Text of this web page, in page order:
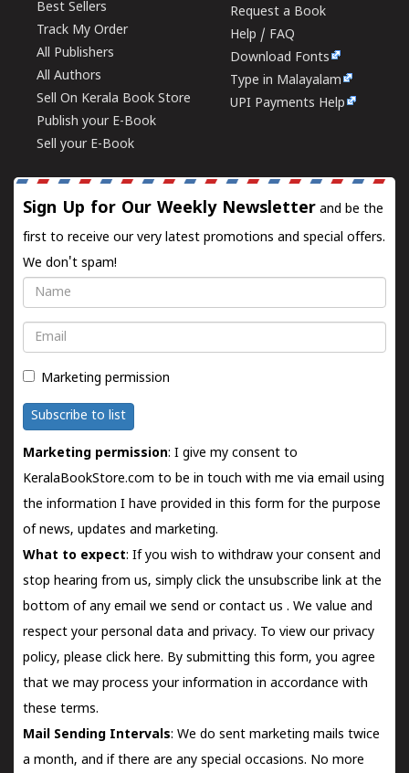
Best Sellers
Track My Order
All Publishers
All Authors
Sell On Kerala Book Store
Publish your E-Book
Sell your E-Book
Request a Book
Help / FAQ
Download Fonts
Type in Malayalam
UPI Payments Help
Sign Up for Our Weekly Newsletter and be the
first to receive our very latest promotions and special offers.
We don't spam!
Name
Email
Marketing permission
Subscribe to list
Marketing permission: I give my consent to
KeralaBookStore.com to be in touch with me via email using
the information I have provided in this form for the purpose
of news, updates and marketing.
What to expect: If you wish to withdraw your consent and
stop hearing from us, simply click the unsubscribe link at the
bottom of any email we send orcontact us . We value and
respect your personal data and privacy. To view our privacy
policy, please click here. By submitting this form, you agree
that we may process your information in accordance with
these terms.
Mail Sending Intervals: We do sent marketing mails twice
a month, and if there are any special occasions. No more